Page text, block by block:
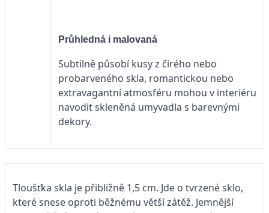
Průhledná i malovaná
Subtilně působí kusy z čirého nebo
probarveného skla, romantickou nebo
extravagantní atmosféru mohou v interiéru
navodit skleněná umyvadla s barevnými
dekory.
Tloušťka skla je přibližně 1,5 cm. Jde o tvrzené sklo,
které snese oproti běžnému větší zátěž. Jemnější